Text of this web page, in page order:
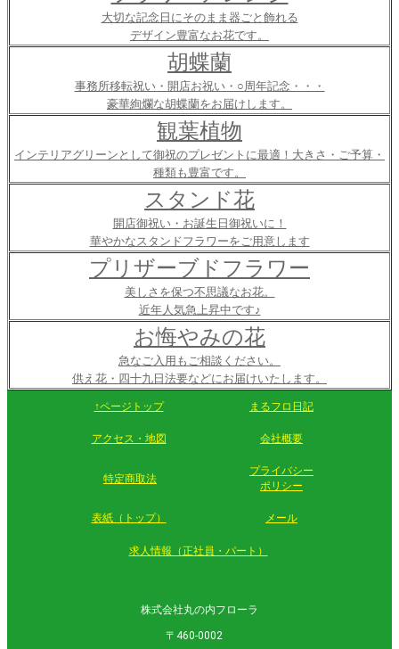
大切な記念日にそのまま器ごと飾れる
デザイン豊富なお花です。
胡蝶蘭
事務所移転祝い・開店お祝い・○周年記念・・・
豪華絢爛な胡蝶蘭をお届けします。
観葉植物
インテリアグリーンとして御祝のプレゼントに最適！大きさ・ご予算・
種類も豊富です。
スタンド花
開店御祝い・お誕生日御祝いに！
華やかなスタンドフラワーをご用意します
プリザーブドフラワー
美しさを保つ不思議なお花。
近年人気急上昇中です♪
お悔やみの花
急なご入用もご相談ください。
供え花・四十九日法要などにお届けいたします。
↑ページトップ まるフロ日記
アクセス・地図 会社概要
特定商取法
プライバシー
ポリシー
表紙（トップ） メール
求人情報（正社員・パート）
株式会社丸の内フローラ
〒460-0002